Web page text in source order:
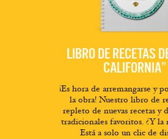
LIBRO DE RECETAS
CALIFORNIA”
¡Es hora de arremangarse y
la obra! Nuestro libro de
repleto de nuevas recetas y
tradicionales favoritos. ¿Y la
Está a solo un clic de